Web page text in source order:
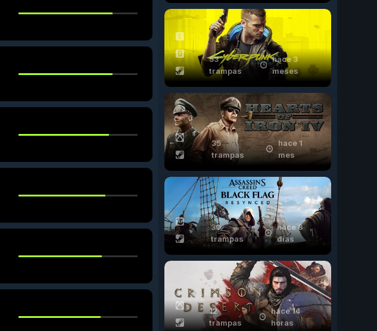
53
trampas
hace 3
meses
35
trampas
hace 1
mes
30
trampas
hace 8
días
12
trampas
hace 14
horas